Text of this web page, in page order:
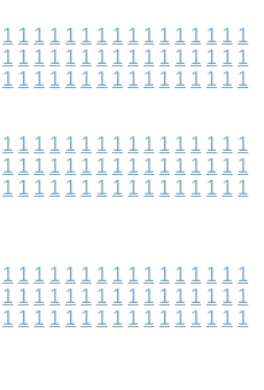
1 1 1 1 1 1 1 1 1 1 1 1 1 1 1 1
1 1 1 1 1 1 1 1 1 1 1 1 1 1 1 1
1 1 1 1 1 1 1 1 1 1 1 1 1 1 1 1
1 1 1 1 1 1 1 1 1 1 1 1 1 1 1 1
1 1 1 1 1 1 1 1 1 1 1 1 1 1 1 1
1 1 1 1 1 1 1 1 1 1 1 1 1 1 1 1
1 1 1 1 1 1 1 1 1 1 1 1 1 1 1 1
1 1 1 1 1 1 1 1 1 1 1 1 1 1 1 1
1 1 1 1 1 1 1 1 1 1 1 1 1 1 1 1